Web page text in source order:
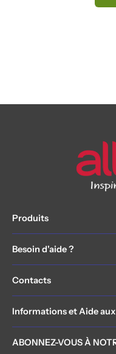
Produits
Besoin d'aide ?
Contacts
Informations et Aide
ABONNEZ-VOUS À